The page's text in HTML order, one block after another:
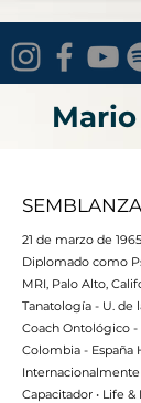
SEMBLANZA
21 de marzo de
Diplomado como
MRI, Palo Alto,
Tanatología - U. de
Coach Ontológico
Colombia -
Capacitador • Life